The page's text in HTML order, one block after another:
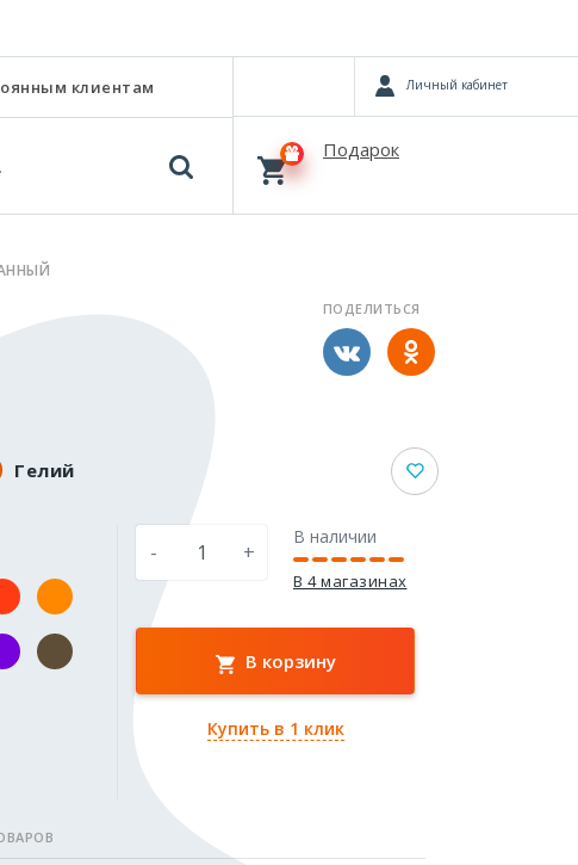
клиентам Личный кабинет
Подарок
ПОДЕЛИТЬСЯ
Гелий
- +
В наличии
В 4 магазинах
В корзину
Купить в 1 клик